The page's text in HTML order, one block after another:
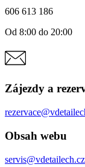
606 613 186
Od 8:00 do 20:00
Zájezdy a
Obsah webu
servis@vdetailech.cz